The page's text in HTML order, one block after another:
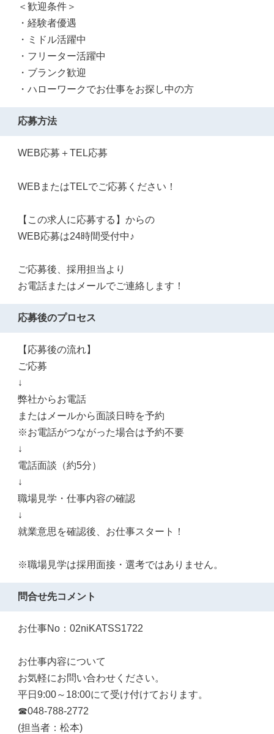
＜歓迎条件＞
・経験者優遇
・ミドル活躍中
・フリーター活躍中
・ブランク歓迎
・ハローワークでお仕事をお探し中の方
応募方法
WEB応募＋TEL応募
WEBまたはTELでご応募ください！
【この求人に応募する】からの
WEB応募は24時間受付中♪
ご応募後、採用担当より
お電話またはメールでご連絡します！
応募後のプロセス
【応募後の流れ】
ご応募
↓
弊社からお電話
またはメールから面談日時を予約
※お電話がつながった場合は予約不要
↓
電話面談（約5分）
↓
職場見学・仕事内容の確認
↓
就業意思を確認後、お仕事スタート！
※職場見学は採用面接・選考ではありません。
問合せ先コメント
お仕事No：02niKATSS1722
お仕事内容について
お気軽にお問い合わせください。
平日9:00～18:00にて受け付けております。
☎048-788-2772
(担当者：松本)